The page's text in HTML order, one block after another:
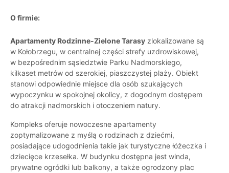
O firmie:
Apartamenty Rodzinne-Zielone Tarasy zlokalizowane są
w Kołobrzegu, w centralnej części strefy uzdrowiskowej,
w bezpośrednim sąsiedztwie Parku Nadmorskiego,
kilkaset metrów od szerokiej, piaszczystej plaży. Obiekt
stanowi odpowiednie miejsce dla osób szukających
wypoczynku w spokojnej okolicy, z dogodnym dostępem
do atrakcji nadmorskich i otoczeniem natury.
Kompleks oferuje nowoczesne apartamenty
zoptymalizowane z myślą o rodzinach z dziećmi,
posiadające udogodnienia takie jak turystyczne łóżeczka i
dziecięce krzesełka. W budynku dostępna jest winda,
prywatne ogródki lub balkony, a także ogrodzony plac